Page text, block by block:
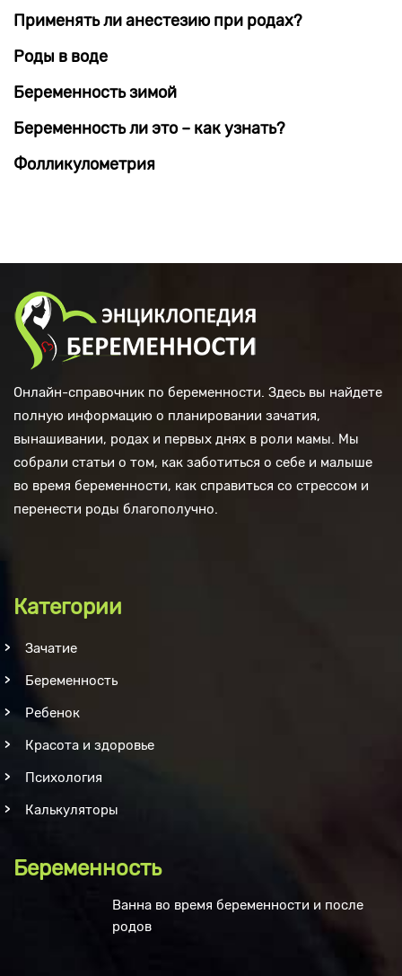
Применять ли анестезию при родах?
Роды в воде
Беременность зимой
Беременность ли это – как узнать?
Фолликулометрия
Онлайн-справочник по беременности. Здесь вы найдете
полную информацию о планировании зачатия,
вынашивании, родах и первых днях в роли мамы. Мы
собрали статьи о том, как заботиться о себе и малыше
во время беременности, как справиться со стрессом и
перенести роды благополучно.
Категории
Зачатие
Беременность
Ребенок
Красота и здоровье
Психология
Калькуляторы
Беременность
Ванна во время беременности и после
родов